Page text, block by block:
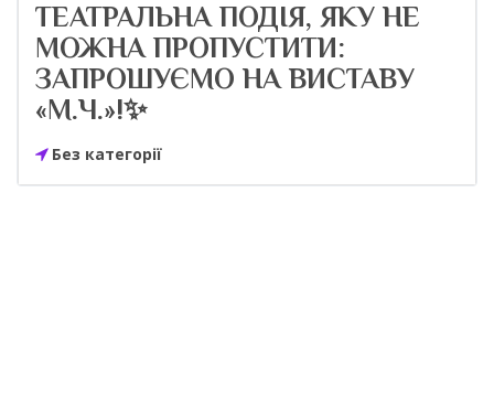
ТЕАТРАЛЬНА ПОДІЯ, ЯКУ НЕ
МОЖНА ПРОПУСТИТИ:
ЗАПРОШУЄМО НА ВИСТАВУ
«М.Ч.»!✨
Без категорії